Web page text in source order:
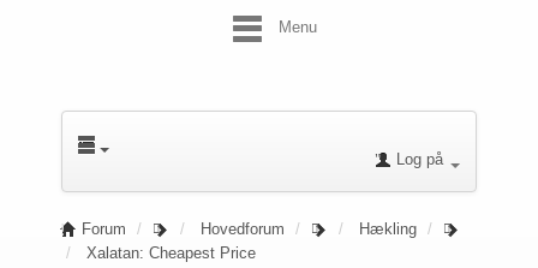
Menu
Log på
Forum Hovedforum
Hækling
Xalatan: Cheapest Price